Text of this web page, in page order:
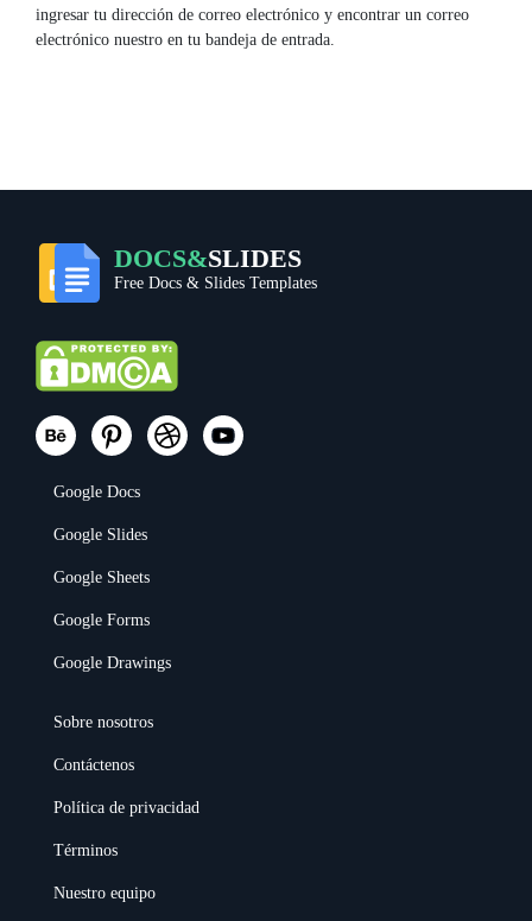
ingresar tu dirección de correo electrónico y encontrar un correo
electrónico nuestro en tu bandeja de entrada.
DOCS&SLIDES
Free Docs & Slides Templates
Google Docs
Google Slides
Google Sheets
Google Forms
Google Drawings
Sobre nosotros
Contáctenos
Política de privacidad
Términos
Nuestro equipo